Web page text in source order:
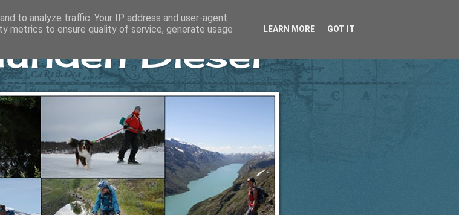
Diesel
to analyze traffic. Your IP address and user-agent
metrics to ensure quality of service, generate usage
LEARN MORE GOT IT